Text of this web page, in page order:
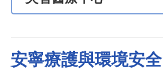
安寧療護與環境安全